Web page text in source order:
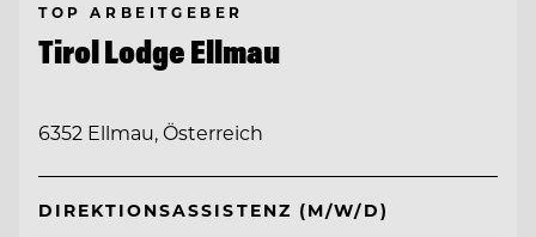
TOP ARBEITGEBER
Tirol Lodge Ellmau
6352 Ellmau, Österreich
DIREKTIONSASSISTENZ (M/W/D)